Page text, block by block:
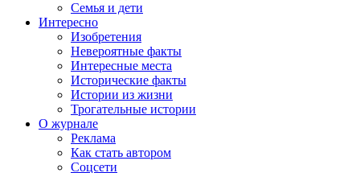
Семья и дети
Интересно
Изобретения
Невероятные факты
Интересные места
Исторические факты
Истории из жизни
Трогательные истории
О журнале
Реклама
Как стать автором
Соцсети